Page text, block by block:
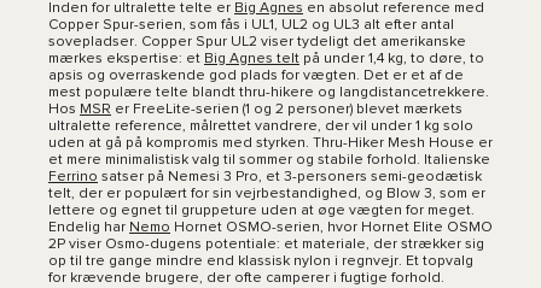
Inden for ultralette telte er Big Agnes en absolut reference med
Copper Spur-serien, som fås i UL1, UL2 og UL3 alt efter antal
sovepladser. Copper Spur UL2 viser tydeligt det amerikanske
mærkes ekspertise: et Big Agnes telt på under 1,4 kg, to døre, to
apsis og overraskende god plads for vægten. Det er et af de
mest populære telte blandt thru-hikere og langdistancetrekkere.
Hos MSR er FreeLite-serien (1 og 2 personer) blevet mærkets
ultralette reference, målrettet vandrere, der vil under 1 kg solo
uden at gå på kompromis med styrken. Thru-Hiker Mesh House er
et mere minimalistisk valg til sommer og stabile forhold. Italienske
Ferrino satser på Nemesi 3 Pro, et 3-personers semi-geodætisk
telt, der er populært for sin vejrbestandighed, og Blow 3, som er
lettere og egnet til gruppeture uden at øge vægten for meget.
Endelig har Nemo Hornet OSMO-serien, hvor Hornet Elite OSMO
2P viser Osmo-dugens potentiale: et materiale, der strækker sig
op til tre gange mindre end klassisk nylon i regnvejr. Et topvalg
for krævende brugere, der ofte camperer i fugtige forhold.